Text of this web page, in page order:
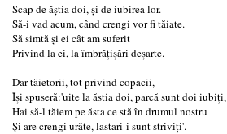
Scap de ăştia doi, și de iubirea lor.
Să-i vad acum, când crengi vor fi tăiate.
Să simtă și ei cât am suferit
Privind la ei, la îmbrățișări deșarte.
Dar tăietorii, tot privind copacii,
Își spuseră:'uite la ăstia doi, parcă sunt doi iubiți,
Hai să-l tăiem pe ăsta ce stă în drumul nostru
Și are crengi urâte, lastari-i sunt striviți'.